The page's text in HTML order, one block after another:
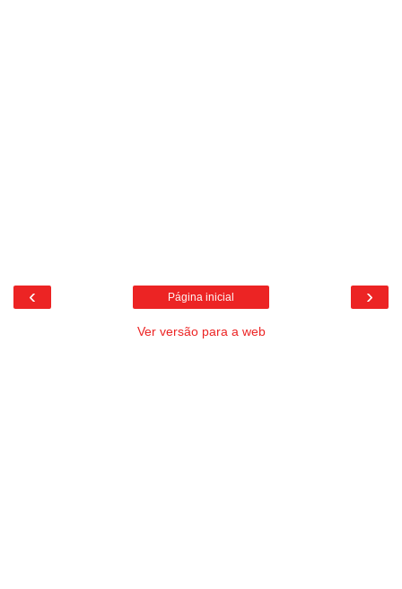
‹ ›
Página inicial
Ver versão para a web